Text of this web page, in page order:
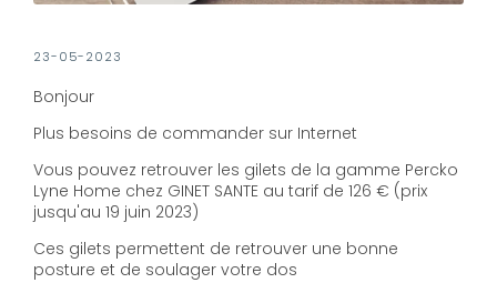
23-05-2023
Bonjour
Plus besoins de commander sur Internet
Vous pouvez retrouver les gilets de la gamme Percko
Lyne Home chez GINET SANTE au tarif de 126 € (prix
jusqu'au 19 juin 2023)
Ces gilets permettent de retrouver une bonne
posture et de soulager votre dos